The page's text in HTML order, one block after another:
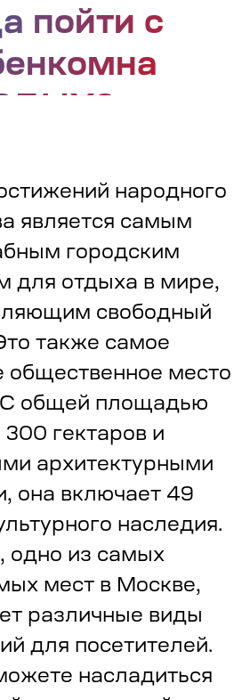
народного
является самым
городским
для отдыха в мире,
свободный
также самое
место
С общей площадью
300 гектаров и
архитектурными
она включает 49
наследия.
одно из самых
мест в Москве,
различные виды
для посетителей.
насладиться